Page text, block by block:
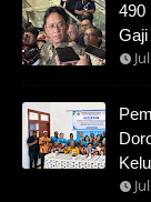
490
Gaji